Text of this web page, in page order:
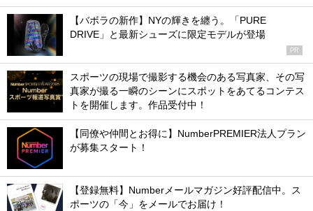
【バボラの新作】NYの輝きを纏う。「PURE
DRIVE」と最新シューズに限定モデルが登場
PR
スポーツの現場で撮影する機会のある写真家、その写
真家が撮る一瞬のシーンにスポットをあてるコンテス
トを開催します。作品受付中！
【同僚や仲間とお得に】NumberPREMIER法人プラン
が募集スタート！
【登録無料】Numberメールマガジン好評配信中。ス
ポーツの「今」をメールでお届け！